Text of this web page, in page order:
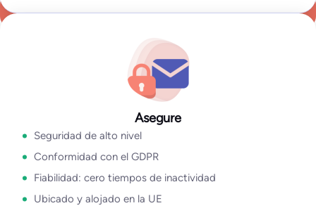
Ir a Empresa
Suministramos productos de primera calidad con una
Ir a la aplicación de verificación de correo
electrónico
Asegure
Seguridad de alto nivel
Conformidad con el GDPR
Fiabilidad: cero tiempos de inactividad
Ubicado y alojado en la UE